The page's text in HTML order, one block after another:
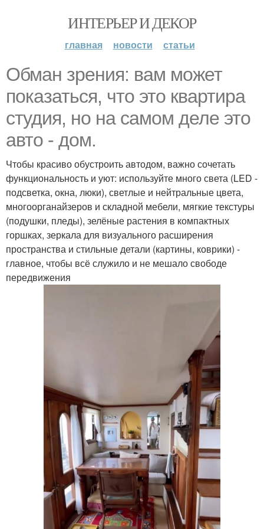
ИНТЕРЬЕР И ДЕКОР
главная новости статьи
Обман зрения: вам может
показаться, что это квартира
студия, но на самом деле это
авто - дом.
Чтобы красиво обустроить автодом, важно сочетать
функциональность и уют: используйте много света (LED -
подсветка, окна, люки), светлые и нейтральные цвета,
многоорганайзеров и складной мебели, мягкие текстуры
(подушки, пледы), зелёные растения в компактных
горшках, зеркала для визуального расширения
пространства и стильные детали (картины, коврики) -
главное, чтобы всё служило и не мешало свободе
передвижения